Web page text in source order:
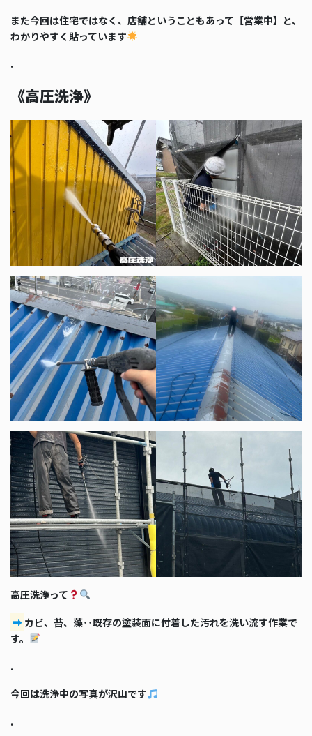
また今回は住宅ではなく、店舗ということもあって【営業中】と、
わかりやすく貼っています
.
《高圧洗浄》
高圧洗浄って
➡ カビ、苔、藻‥既存の塗装面に付着した汚れを洗い流す作業で
す。
.
今回は洗浄中の写真が沢山です
.